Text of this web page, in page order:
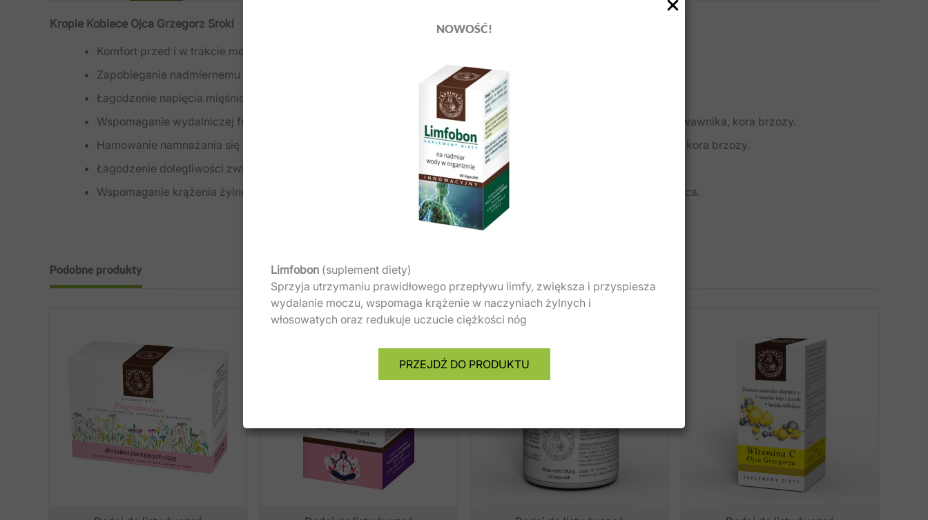
NOWOŚĆ!
Limfobon (suplement diety)
Sprzyja utrzymaniu prawidłowego przepływu limfy, zwiększa i przyspiesza
wydalanie moczu, wspomaga krążenie w naczyniach żylnych i
włosowatych oraz redukuje uczucie ciężkości nóg
PRZEJDŹ DO PRODUKTU
Krople Kobiece Ojca Grzegorz Sroki
Komfort przed i w trakcie menstruacji: ziele tasznika, owoc niepokalanka nasiona kasztanowca.
Zapobieganie nadmiernemu krwawieniu: ziele tasznika.
Łagodzenie napięcia mięśniowego towarzyszącego menstruacji: ziele jemioły i krwawnika.
Wspomaganie wydalniczej funkcji układu moczowego (co ma znaczenie w obrzękach): ziele skrzypu, tasznika i krwawnika, kora brzozy.
Hamowanie namnażania się nieprawidłowych komórek w organizmie (co ma znaczenie w przypadku mięśniaków): kora brzozy.
Łagodzenie dolegliwości związanych z klimakterium: owoc niepokalanka, nasiona kasztanowca.
Wspomaganie krążenia żylnego i włośniczkowego: ziele jemioły, tasznika, krwawnika i skrzypu, nasiona kasztanowca.
Podobne produkty